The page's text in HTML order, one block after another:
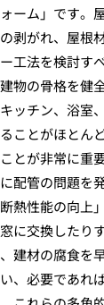
ーム」です。
剥がれ、屋根
工法を検討す
物の骨格を健
ッチン、浴室
ことがほとん
とが非常に重
配管の問題を
熱性能の向上
に交換したり
建材の腐食を
、必要であれ